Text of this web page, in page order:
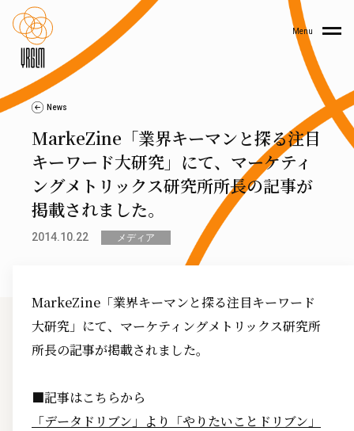
Menu
News
MarkeZine「業界キーマンと探る注目
キーワード大研究」にて、マーケティ
ングメトリックス研究所所長の記事が
掲載されました。
2014.10.22 メディア
MarkeZine「業界キーマンと探る注目キーワード
大研究」にて、マーケティングメトリックス研究所
所長の記事が掲載されました。
■記事はこちらから
「データドリブン」より「やりたいことドリブン」